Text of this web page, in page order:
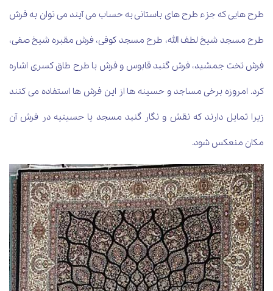
طرح هایی که جزء طرح های باستانی به حساب می آیند می توان به فرش
طرح مسجد شیخ لطف الله، طرح مسجد کوفی، فرش مقبره شیخ صفی،
فرش تخت جمشید، فرش گنبد قابوس و فرش با طرح طاق کسری اشاره
کرد. امروزه برخی مساجد و حسینه ها از این فرش ها استفاده می کنند
زیرا تمایل دارند که نقش و نگار گنبد مسجد یا حسینیه در فرش آن
مکان منعکس شود.